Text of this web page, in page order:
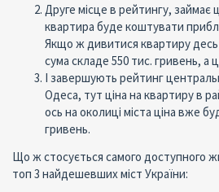
Друге місце в рейтингу, займає
квартира буде коштувати
Якщо ж дивитися квартиру десь
сума складе 550 тис. гривень,
І завершують рейтинг
Одеса, тут ціна на квартиру в
ось на околиці міста ціна вже
гривень.
Що ж стосується самого доступного
топ 3 найдешевших міст України: